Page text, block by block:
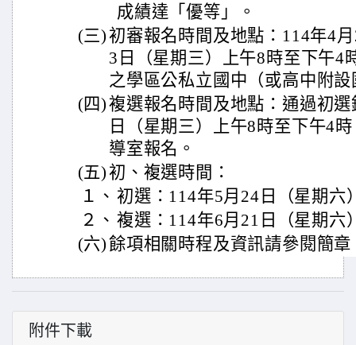
成績達「優等」。
(三) 初審報名時間及地點：114年4
3日（星期三）上午8時至下午4
之學區公私立國中（或高中附
(四)複選報名時間及地點：通過初
日（星期三）上午8時至下午4
導室報名。
(五) 初、複選時間：
１、 初選：114年5月24日（星期六
２、 複選：114年6月21日（星期六
(六)餘項相關時程及資訊請參閱簡章
附件下載